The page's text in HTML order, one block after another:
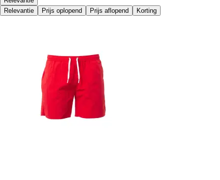
Relevantie
Prijs oplopend Prijs aflopend Korting